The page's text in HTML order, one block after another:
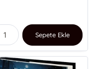
Sepete Ekle